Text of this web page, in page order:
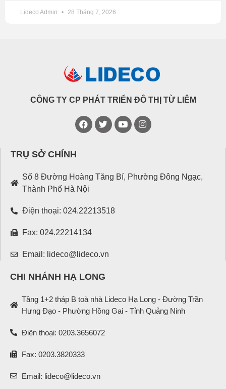
Lideco Admin 28 Tháng 7, 2026
CÔNG TY CP PHÁT TRIỂN ĐÔ THỊ TỪ LIÊM
TRỤ SỞ CHÍNH
Số 8 Đường Hoàng Tăng Bí, Phường Đông Ngạc,
Thành Phố Hà Nội
Điện thoại: 024.22213518
Fax: 024.22214134
Email: lideco@lideco.vn
CHI NHÁNH HẠ LONG
Tầng 1+2 tháp B toà nhà Lideco Hạ Long - Đường Trần
Hưng Đạo - Phường Hồng Gai - Tỉnh Quảng Ninh
Điện thoại: 0203.3656072
Fax: 0203.3820333
Email: lideco@lideco.vn